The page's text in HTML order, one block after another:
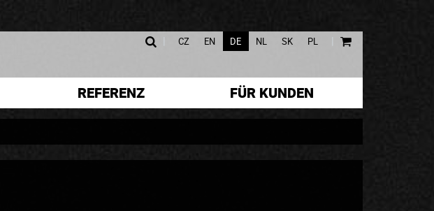
CZ EN DE NL SK PL |
REFERENZ FÜR KUNDEN